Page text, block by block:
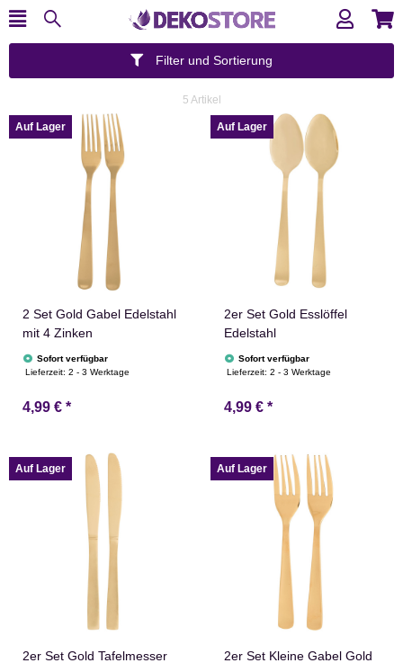
Filter und Sortierung
5 Artikel
Auf Lager
2 Set Gold Gabel Edelstahl
mit 4 Zinken
Sofort verfügbar
Lieferzeit:2 - 3 Werktage
4,99 € *
Auf Lager
2er Set Gold Esslöffel
Edelstahl
Sofort verfügbar
Lieferzeit:2 - 3 Werktage
4,99 € *
Auf Lager
2er Set Gold Tafelmesser
Auf Lager
2er Set Kleine Gabel Gold